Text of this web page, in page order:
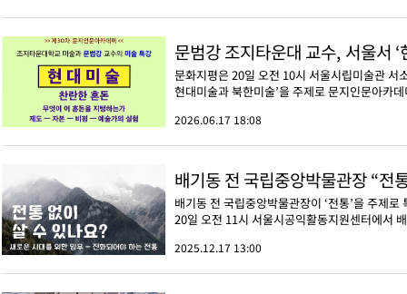
문범강 조지타운대 교수, 서울서
문화지평은 20일 오전 10시 서울시립미술관 서
현대미술과 북한미술’을 주제로 문지인문아카
2026.06.17 18:08
배기동 전 국립중앙박물관장 “전
배기동 전 국립중앙박물관장이 ‘전통’을 주제
20일 오전 11시 서울시공익활동지원센터에서
2025.12.17 13:00